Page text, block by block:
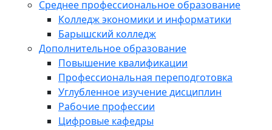
Среднее профессиональное образование
Колледж экономики и информатики
Барышский колледж
Дополнительное образование
Повышение квалификации
Профессиональная переподготовка
Углубленное изучение дисциплин
Рабочие профессии
Цифровые кафедры